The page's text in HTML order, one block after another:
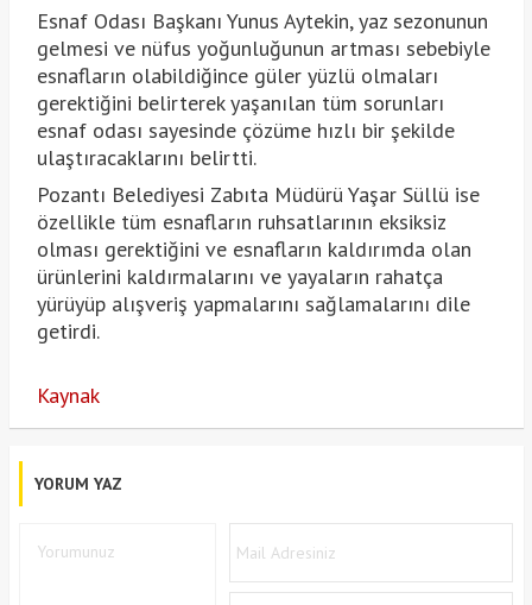
Esnaf Odası Başkanı Yunus Aytekin, yaz sezonunun
gelmesi ve nüfus yoğunluğunun artması sebebiyle
esnafların olabildiğince güler yüzlü olmaları
gerektiğini belirterek yaşanılan tüm sorunları
esnaf odası sayesinde çözüme hızlı bir şekilde
ulaştıracaklarını belirtti.
Pozantı Belediyesi Zabıta Müdürü Yaşar Süllü ise
özellikle tüm esnafların ruhsatlarının eksiksiz
olması gerektiğini ve esnafların kaldırımda olan
ürünlerini kaldırmalarını ve yayaların rahatça
yürüyüp alışveriş yapmalarını sağlamalarını dile
getirdi.
Kaynak
YORUM YAZ